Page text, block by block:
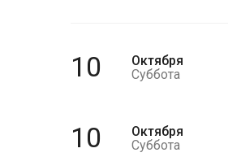
10
Октября
Суббота
10
Октября
Суббота